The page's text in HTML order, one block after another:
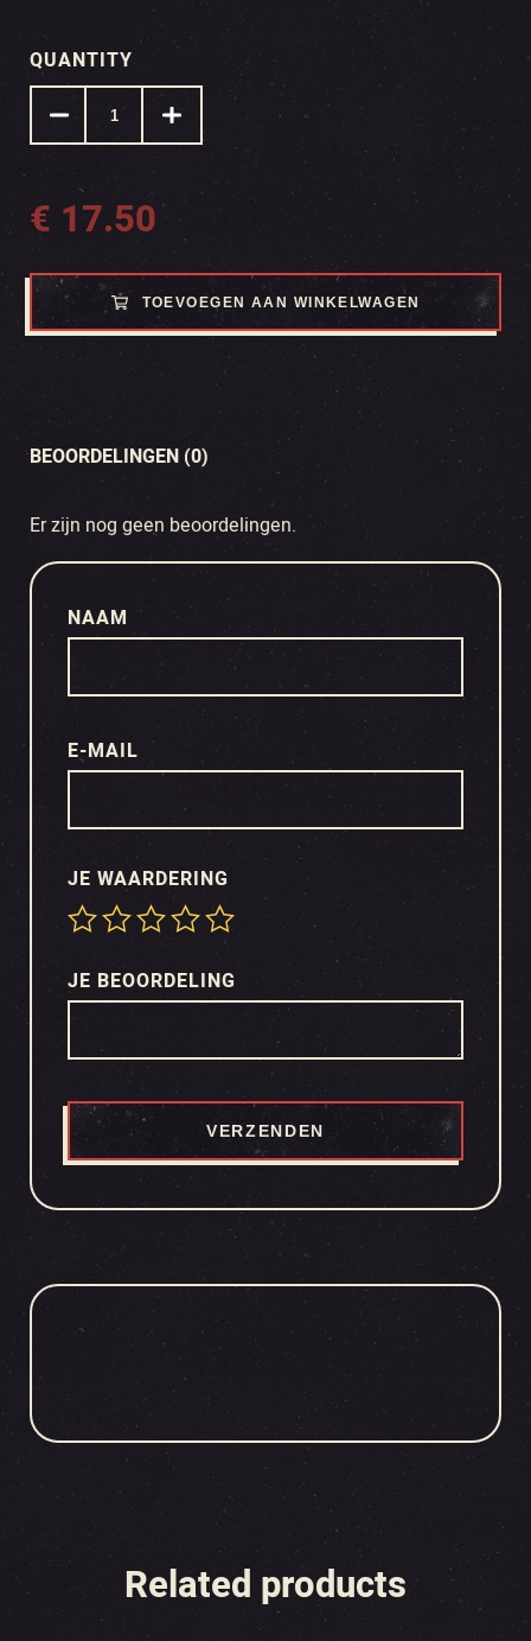
QUANTITY
€ 17.50
TOEVOEGEN AAN WINKELWAGEN
BEOORDELINGEN (0)
Er zijn nog geen beoordelingen.
JE WAARDERING
JE BEOORDELING
NAAM
E-MAIL
Related products